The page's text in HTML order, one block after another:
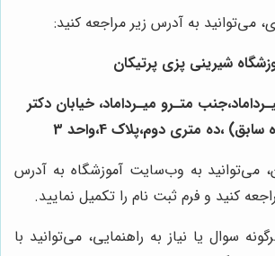
می‌توانید به آدرس زیر مراجعه کنید:
شیرینی پزی پرتیکان
متـرو میـرداماد، خیابان دکتر
،ده متری دوم،پلاک 4،واحد 3
می‌توانید به وب‌سایت آموزشگاه به آدرس
کنید و فرم ثبت نام را تکمیل نمایید.
سوال یا نیاز به راهنمایی، می‌توانید با